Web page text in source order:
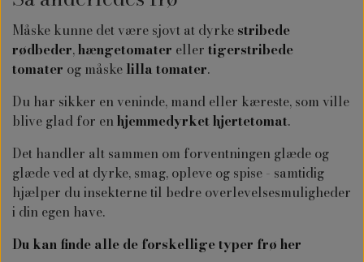
Måske kunne det være sjovt at dyrke stribede
rødbeder,hængetomater eller tigerstribede
tomater og måske lilla tomater.
Du har sikker en veninde, mand eller kæreste, som ville
blive glad for en hjemmedyrket hjertetomat.
Det handler alt sammen om forventningen glæde og
glæde ved at dyrke, smag, opleve og spise - samtidig
hjælper du insekterne til bedre overlevelsesmuligheder
i din egen have.
Du kan finde alle de forskellige typer frø her